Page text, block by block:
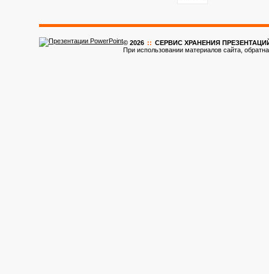
© 2026 :: CЕРВИС ХРАНЕНИЯ ПРЕЗЕНТАЦИЙ
При использовании материалов сайта,